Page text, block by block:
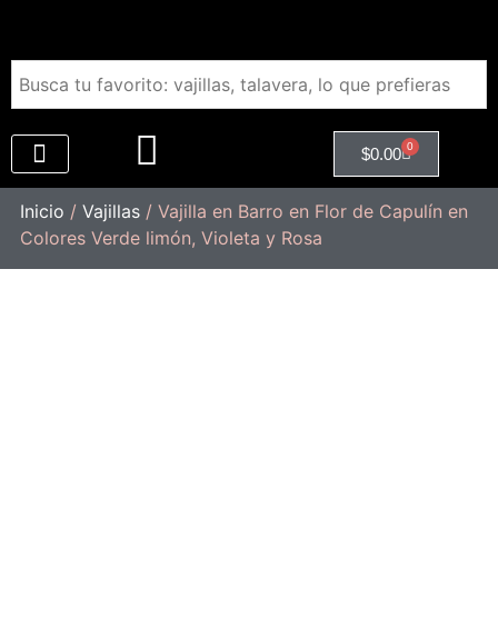
$0.00 0
Inicio / Vajillas/ Vajilla en Barro en Flor de Capulín en
Colores Verde limón, Violeta y Rosa